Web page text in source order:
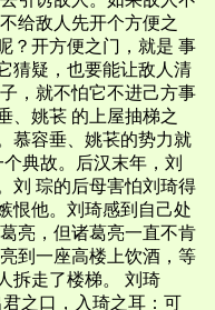
给敌人先开个方便之
？开方便之门，就是 事
猜疑，也要能让敌人清
，就不怕它不进己方事
、姚苌 的上屋抽梯之
慕容垂、姚苌的势力就
典故。后汉末年，刘
刘 琮的后母害怕刘琦得
恨他。刘琦感到自己处
亮，但诸葛亮一直不肯
到一座高楼上饮酒，等
拆走了楼梯。 刘琦
之口，入琦之耳：可